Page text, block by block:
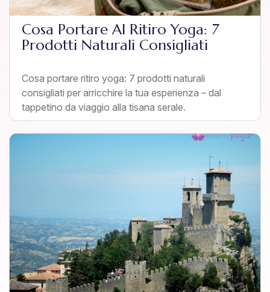
Cosa Portare Al Ritiro Yoga: 7
Prodotti Naturali Consigliati
Cosa portare ritiro yoga: 7 prodotti naturali
consigliati per arricchire la tua esperienza – dal
tappetino da viaggio alla tisana serale.